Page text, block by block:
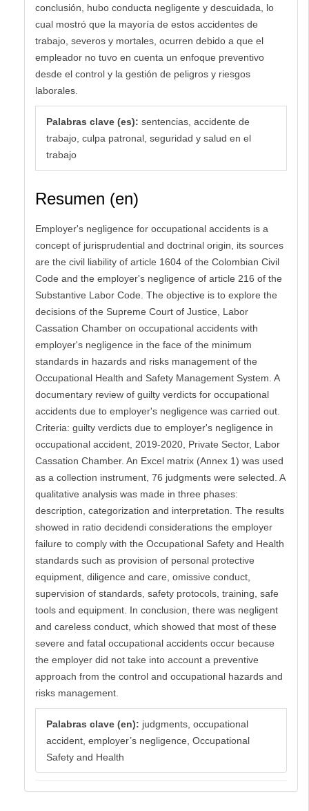
conclusión, hubo conducta negligente y descuidada, lo
cual mostró que la mayoría de estos accidentes de
trabajo, severos y mortales, ocurren debido a que el
empleador no tuvo en cuenta un enfoque preventivo
desde el control y la gestión de peligros y riesgos
laborales.
Palabras clave (es): sentencias, accidente de
trabajo, culpa patronal, seguridad y salud en el
trabajo
Resumen (en)
Employer's negligence for occupational accidents is a
concept of jurisprudential and doctrinal origin, its sources
are the civil liability of article 1604 of the Colombian Civil
Code and the employer's negligence of article 216 of the
Substantive Labor Code. The objective is to explore the
decisions of the Supreme Court of Justice, Labor
Cassation Chamber on occupational accidents with
employer's negligence in the face of the minimum
standards in hazards and risks management of the
Occupational Health and Safety Management System. A
documentary review of guilty verdicts for occupational
accidents due to employer's negligence was carried out.
Criteria: guilty verdicts due to employer's negligence in
occupational accident, 2019-2020, Private Sector, Labor
Cassation Chamber. An Excel matrix (Annex 1) was used
as a collection instrument, 76 judgments were selected. A
qualitative analysis was made in three phases:
description, categorization and interpretation. The results
showed in ratio decidendi considerations the employer
failure to comply with the Occupational Safety and Health
standards such as provision of personal protective
equipment, diligence and care, omissive conduct,
supervision of standards, safety protocols, training, safe
tools and equipment. In conclusion, there was negligent
and careless conduct, which showed that most of these
severe and fatal occupational accidents occur because
the employer did not take into account a preventive
approach from the control and occupational hazards and
risks management.
Palabras clave (en): judgments, occupational
accident, employer’s negligence, Occupational
Safety and Health